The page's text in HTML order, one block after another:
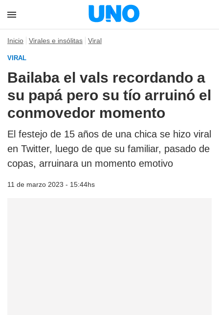
Inicio Virales e insólitas Viral
VIRAL
Bailaba el vals recordando a
su papá pero su tío arruinó el
conmovedor momento
El festejo de 15 años de una chica se hizo viral
en Twitter, luego de que su familiar, pasado de
copas, arruinara un momento emotivo
11 de marzo 2023 - 15:44hs